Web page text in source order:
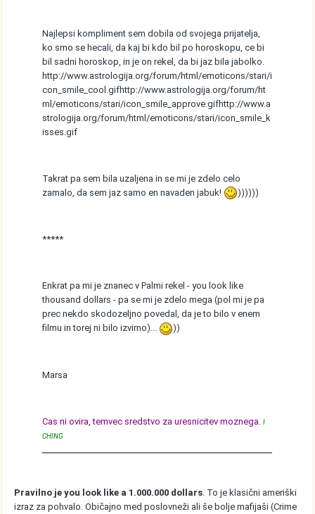
Najlepsi kompliment sem dobila od svojega prijatelja,
ko smo se hecali, da kaj bi kdo bil po horoskopu, ce bi
bil sadni horoskop, in je on rekel, da bi jaz bila jabolko.
http://www.astrologija.org/forum/html/emoticons/stari/i
con_smile_cool.gifhttp://www.astrologija.org/forum/ht
ml/emoticons/stari/icon_smile_approve.gifhttp://www.a
strologija.org/forum/html/emoticons/stari/icon_smile_k
isses.gif
Takrat pa sem bila uzaljena in se mi je zdelo celo
zamalo, da sem jaz samo en navaden jabuk!
))))))
*****
Enkrat pa mi je znanec v Palmi rekel - you look like
thousand dollars - pa se mi je zdelo mega (pol mi je pa
prec nekdo skodozeljno povedal, da je to bilo v enem
filmu in torej ni bilo izvirno)...
))
Marsa
Cas ni ovira, temvec sredstvo za uresnicitev moznega.
I
CHING
Pravilno je you look like a 1.000.000 dollars . To je klasični ameriški
izraz za pohvalo. Običajno med poslovneži ali še bolje mafijaši (Crime